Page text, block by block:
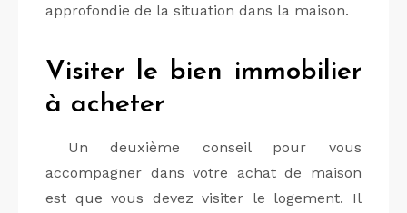
approfondie de la situation dans la maison.
Visiter le bien immobilier
à acheter
Un deuxième conseil pour vous
accompagner dans votre achat de maison
est que vous devez visiter le logement. Il